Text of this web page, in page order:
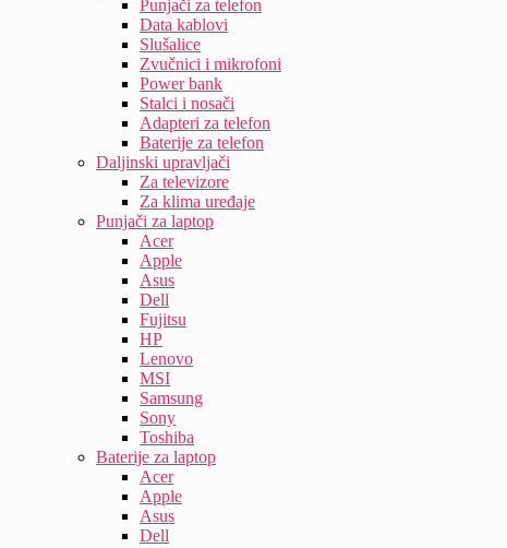
Punjači za telefon
Data kablovi
Slušalice
Zvučnici i mikrofoni
Power bank
Stalci i nosači
Adapteri za telefon
Baterije za telefon
Daljinski upravljači
Za televizore
Za klima uređaje
Punjači za laptop
Acer
Apple
Asus
Dell
Fujitsu
HP
Lenovo
MSI
Samsung
Sony
Toshiba
Baterije za laptop
Acer
Apple
Asus
Dell